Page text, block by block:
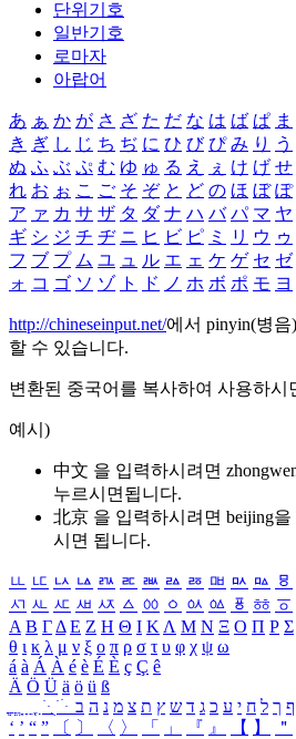
단위기호
일반기호
로마자
아랍어
あ ぁ か が さ ざ た だ な は ば ぱ ま
き ぎ し じ ち ぢ に ひ び ぴ み り う
ぬ ふ ぶ ぷ む ゆ ゅ る え ぇ け げ せ
れ お ぉ こ ご そ ぞ と ど の ほ ぼ ぽ
ア ァ カ サ ザ タ ダ ナ ハ バ パ マ ヤ
ギ シ ジ チ ヂ ニ ヒ ビ ピ ミ リ ウ ゥ
フ ブ プ ム ユ ュ ル エ ェ ケ ゲ セ ゼ
ォ コ ゴ ソ ゾ ト ド ノ ホ ボ ポ モ ヨ
http://chineseinput.net/에서 pinyin(병
할 수 있습니다.
변환된 중국어를 복사하여 사용하시
예시)
中文 을 입력하시려면
누르시면됩니다.
北京 을 입력하시려면 beijing을
시면 됩니다.
ㅥ ㅦ ㅧ ㅨ ㅩ ㅪ ㅫ ㅬ ㅭ ㅮ ㅯ ㅰ ㅱ
ㅺ ㅻ ㅼ ㅽ ㅾ ㅿ ㆀ ㆁ ㆂ ㆃ ㆄ ㆅ ㆆ
Α Β ΓΔ Ε Ζ Η Θ Ι ΚΛ Μ Ν Ξ Ο Π Ρ Σ
θ ι κ λ μ ν ξ ο π ρ σ τ υ φ χ ψ ω
á à Á À é è É È ç Ç ê
Ä Ö Ü ä ö ü ß
ִֶֹ ֻּ ׁׂ ף ך ל ח י ע כ ג ד ש ץ ת צ מ נ ה ב
‘ ’ “ ” 〔 〕 〈 〉 「 」 『 』 【 】 ＂